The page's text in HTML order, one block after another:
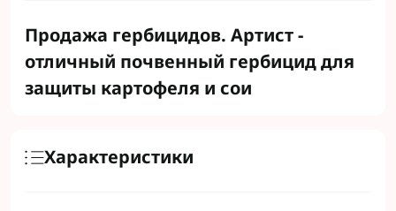
Продажа гербицидов. Артист -
отличный почвенный гербицид для
защиты картофеля и сои
Характеристики